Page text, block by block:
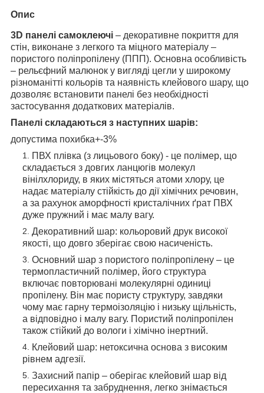
Опис
3D панелі самоклеючі – декоративне покриття для
стін, виконане з легкого та міцного матеріалу –
пористого поліпропілену (ППП). Основна особливість
– рельєфний малюнок у вигляді цегли у широкому
різноманітті кольорів та наявність клейового шару, що
дозволяє встановити панелі без необхідності
застосування додаткових матеріалів.
Панелі складаються з наступних шарів:
допустима похибка+-3%
ПВХ плівка (з лицьового боку) - це полімер, що
складається з довгих ланцюгів молекул
вінілхлориду, в яких містяться атоми хлору, це
надає матеріалу стійкість до дії хімічних речовин,
а за рахунок аморфності кристалічних ґрат ПВХ
дуже пружний і має малу вагу.
Декоративний шар: кольоровий друк високої
якості, що довго зберігає свою насиченість.
Основний шар з пористого поліпропілену – це
термопластичний полімер, його структура
включає повторювані молекулярні одиниці
пропілену. Він має пористу структуру, завдяки
чому має гарну термоізоляцію і низьку щільність,
а відповідно і малу вагу. Пористий поліпропілен
також стійкий до вологи і хімічно інертний.
Клейовий шар: нетоксична основа з високим
рівнем адгезії.
Захисний папір – оберігає клейовий шар від
пересихання та забруднення, легко знімається